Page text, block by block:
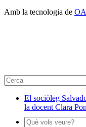
Amb la tecnologia de
El sociòleg
la docent Clara